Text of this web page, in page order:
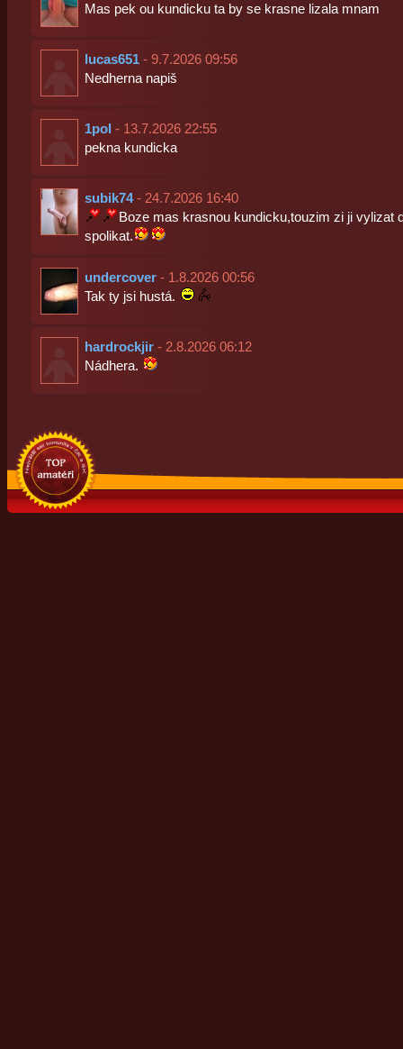
Mas pek ou kundicku ta by se krasne lizala mnam
lucas651- 9.7.2026 09:56
Nedherna napiš
1pol - 13.7.2026 22:55
pekna kundicka
subik74- 24.7.2026 16:40
Boze mas krasnou kundicku,touzim zi ji vylizat
spolikat.
undercover- 1.8.2026 00:56
Tak ty jsi hustá.
hardrockjir- 2.8.2026 06:12
Nádhera.